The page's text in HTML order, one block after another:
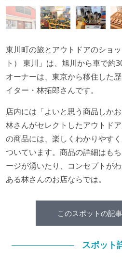
東川町の旅とアウトドアのショ
ト） 東川」は、旭川から車で約
オーナーは、東京から移住した
イター・林拓郎さんです。
店内には「よいと思う商品しか
林さんがセレクトしたアウトド
の商品には、楽しくわかりやす
ついています。商品の詳細はも
ージが湧いたり、コンセプトが
ある林さんのお店ならでは。
このスポットの記
スポット